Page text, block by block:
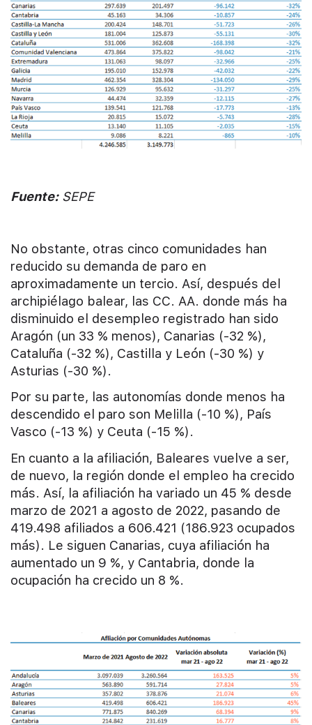
Fuente: SEPE
No obstante, otras cinco comunidades han
reducido su demanda de paro en
aproximadamente un tercio. Así, después del
archipiélago balear, las CC. AA. donde más ha
disminuido el desempleo registrado han sido
Aragón (un 33 % menos), Canarias (-32 %),
Cataluña (-32 %), Castilla y León (-30 %) y
Asturias (-30 %).
Por su parte, las autonomías donde menos ha
descendido el paro son Melilla (-10 %), País
Vasco (-13 %) y Ceuta (-15 %).
En cuanto a la afiliación, Baleares vuelve a ser,
de nuevo, la región donde el empleo ha crecido
más. Así, la afiliación ha variado un 45 % desde
marzo de 2021 a agosto de 2022, pasando de
419.498 afiliados a 606.421 (186.923 ocupados
más). Le siguen Canarias, cuya afiliación ha
aumentado un 9 %, y Cantabria, donde la
ocupación ha crecido un 8 %.